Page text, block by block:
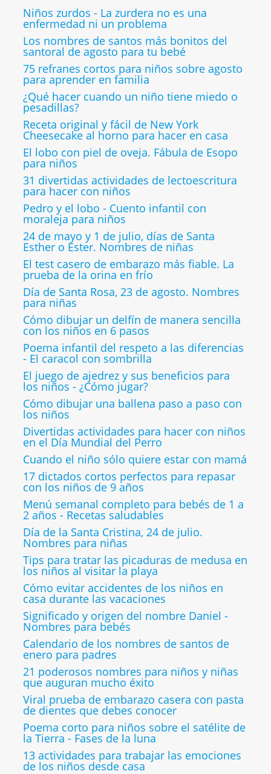
Niños zurdos - La zurdera no es una
enfermedad ni un problema
Los nombres de santos más bonitos del
santoral de agosto para tu bebé
75 refranes cortos para niños sobre agosto
para aprender en familia
¿Qué hacer cuando un niño tiene miedo o
pesadillas?
Receta original y fácil de New York
Cheesecake al horno para hacer en casa
El lobo con piel de oveja. Fábula de Esopo
para niños
31 divertidas actividades de lectoescritura
para hacer con niños
Pedro y el lobo - Cuento infantil con
moraleja para niños
24 de mayo y 1 de julio, días de Santa
Esther o Ester. Nombres de niñas
El test casero de embarazo más fiable. La
prueba de la orina en frío
Día de Santa Rosa, 23 de agosto. Nombres
para niñas
Cómo dibujar un delfín de manera sencilla
con los niños en 6 pasos
Poema infantil del respeto a las diferencias
- El caracol con sombrilla
El juego de ajedrez y sus beneficios para
los niños - ¿Cómo jugar?
Cómo dibujar una ballena paso a paso con
los niños
Divertidas actividades para hacer con niños
en el Día Mundial del Perro
Cuando el niño sólo quiere estar con mamá
17 dictados cortos perfectos para repasar
con los niños de 9 años
Menú semanal completo para bebés de 1 a
2 años - Recetas saludables
Día de la Santa Cristina, 24 de julio.
Nombres para niñas
Tips para tratar las picaduras de medusa en
los niños al visitar la playa
Cómo evitar accidentes de los niños en
casa durante las vacaciones
Significado y origen del nombre Daniel -
Nombres para bebés
Calendario de los nombres de santos de
enero para padres
21 poderosos nombres para niños y niñas
que auguran mucho éxito
Viral prueba de embarazo casera con pasta
de dientes que debes conocer
Poema corto para niños sobre el satélite de
la Tierra - Fases de la luna
13 actividades para trabajar las emociones
de los niños desde casa